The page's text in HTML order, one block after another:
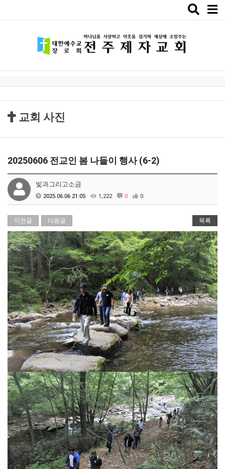
Toggle
교회 사진
20250606 전교인 봄 나들이 행사 (6-2)
빛과그리고소금
2025.06.06 21:05 1,222 0 0
이전글 다음글 목록